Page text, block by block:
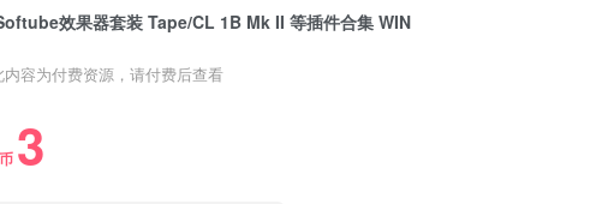
效果器套装 Tape/CL 1B Mk II 等插件合集 WIN
内容为付费资源，请付费后查看
3